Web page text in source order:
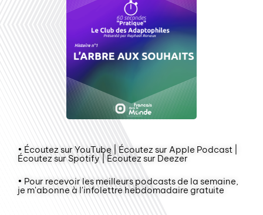
• Écoutez sur YouTube | Écoutez sur Apple Podcast |
Écoutez sur Spotify | Écoutez sur Deezer
• Pour recevoir les meilleurs podcasts de la semaine,
je m'abonne à l'infolettre hebdomadaire gratuite